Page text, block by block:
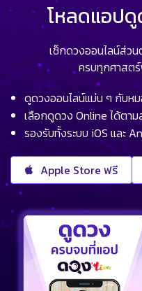
โหลดแอปดู
เช็กดวงออนไลน์ส่ว
ครบทุกศาสต
ดูดวงออนไลน์แม่น ๆ กับห
เลือกดูดวง Online ได้ตา
รองรับทั้งระบบ iOS และ
Apple Store ฟรี